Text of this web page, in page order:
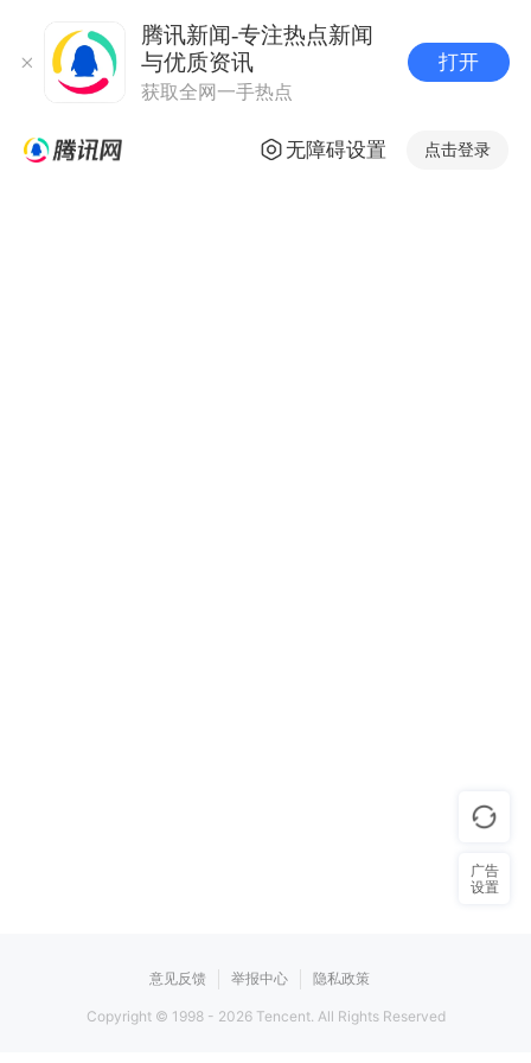
腾讯新闻-专注热点新闻
与优质资讯
获取全网一手热点
打开
无障碍设置 点击登录
意见反馈 举报中心 隐私政策
Copyright © 1998 - 2026Tencent. All Rights Reserved
广告
设置